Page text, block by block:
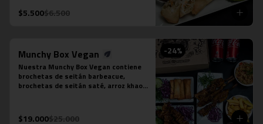
$5.500$6.500
-24%
Munchy Box Vegan
Nuestra Munchy Box Vegan contiene
brochetas de seitán barbeacue,
brochetas de seitán saté, arroz khao
bebidas en lata a tu elección.
$19.000$25.000